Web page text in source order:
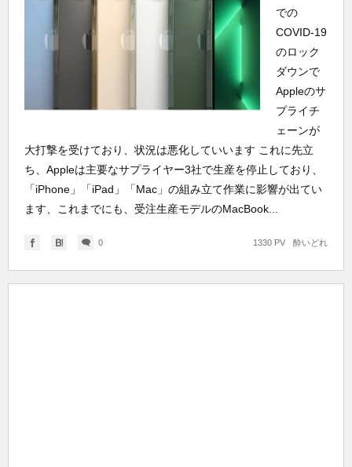
での
COVID-19
のロック
ダウンで
Appleのサ
プライチ
ェーンが
大打撃を受けており、状況は悪化していいます これに先立
ち、Appleは主要なサプライヤー3社で生産を停止しており、
「iPhone」「iPad」「Mac」の組み立て作業に影響が出てい
ます、これまでにも、受注生産モデルのMacBook...
0 酔いどれ
1330 PV